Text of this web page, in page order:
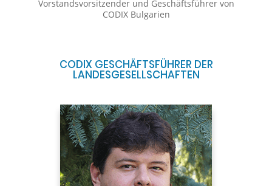
Vorstandsvorsitzender und Geschäftsführer von
CODIX Bulgarien
CODIX GESCHÄFTSFÜHRER DER
LANDESGESELLSCHAFTEN